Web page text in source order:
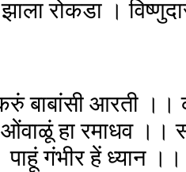
रोकडा ।
बाबांसी आरती
ओंवाळूं हा रमाधव
पाहूं गंभीर हें ध्यान